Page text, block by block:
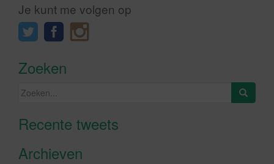
Je kunt me volgen op
Zoeken
Zoeken
Recente tweetsKlik om marketing cookies te
Archieven